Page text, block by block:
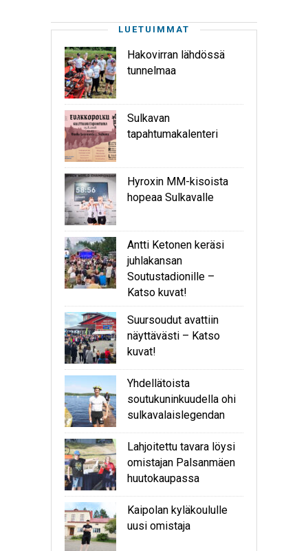
LUETUIMMAT
Hakovirran lähdössä
tunnelmaa
Sulkavan
tapahtumakalenteri
Hyroxin MM-kisoista
hopeaa Sulkavalle
Antti Ketonen keräsi
juhlakansan
Soutustadionille –
Katso kuvat!
Suursoudut avattiin
näyttävästi – Katso
kuvat!
Yhdellätoista
soutukuninkuudella ohi
sulkavalaislegendan
Lahjoitettu tavara löysi
omistajan Palsanmäen
huutokaupassa
Kaipolan kyläkoululle
uusi omistaja